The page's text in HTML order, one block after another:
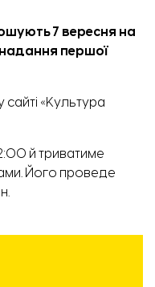
7 вересня на
надання першої
сайті «Культура
й триватиме
Його проведе